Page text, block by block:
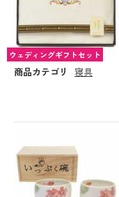
ウェディングギフトセット
商品カテゴリ 寝具